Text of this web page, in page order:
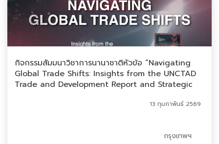
กิจกรรมสัมมนาวิชาการนานาชาติหัวข้อ “Navigating
Global Trade Shifts: Insights from the UNCTAD
Trade and Development Report and Strategic
กรุงเทพฯ
13 กุมภาพันธ์ 2569